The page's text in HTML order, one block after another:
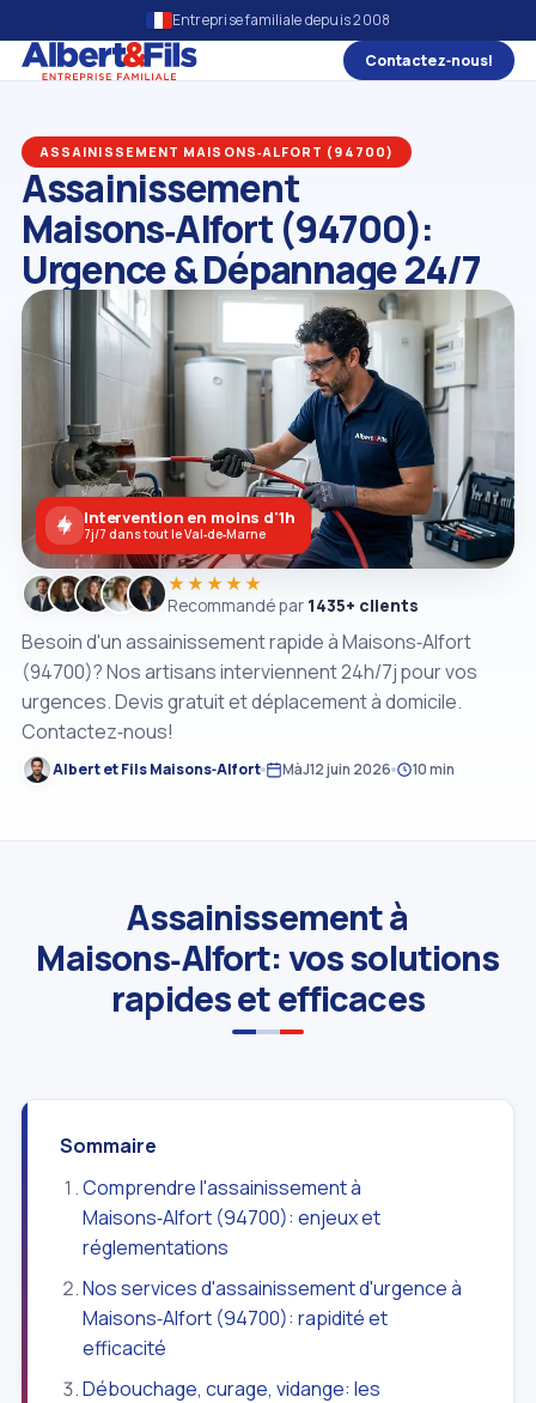
Entreprise familiale depuis 2008
Contactez‑nous!
ASSAINISSEMENT MAISONS‑ALFORT (94700)
Assainissement
Maisons‑Alfort (94700):
Urgence & Dépannage 24/7
Besoin d'un assainissement rapide à Maisons‑Alfort
(94700)? Nos artisans interviennent 24h/7j pour vos
urgences. Devis gratuit et déplacement à domicile.
Contactez‑nous!
Albert et Fils Maisons‑Alfort MàJ12 juin 2026 10 min
★★★★★
Recommandé par 1435+ clients
Intervention en moins d'1h
7j/7 dans tout le Val‑de‑Marne
Assainissement à
Maisons‑Alfort: vos solutions
rapides et efficaces
Sommaire
Comprendre l'assainissement à
Maisons‑Alfort (94700): enjeux et
réglementations
Nos services d'assainissement d'urgence à
Maisons‑Alfort (94700): rapidité et
efficacité
Débouchage, curage, vidange: les